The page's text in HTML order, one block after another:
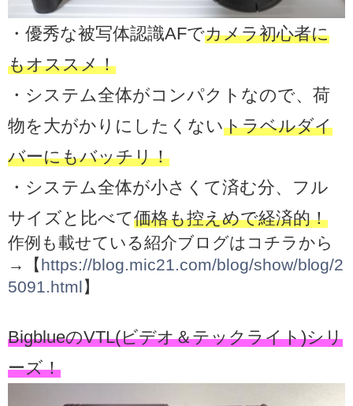
・優秀な被写体認識AFでカメラ初心者に
もオススメ！
・システム全体がコンパクトなので、荷
物を大がかりにしたくないトラベルダイ
バーにもバッチリ！
・システム全体が小さくて済む分、フル
サイズと比べて価格も控えめで経済的！
作例も載せている紹介ブログはコチラから
→【https://blog.mic21.com/blog/show/blog/2
5091.html】
BigblueのVTL(ビデオ＆テックライト)シリ
ーズ！